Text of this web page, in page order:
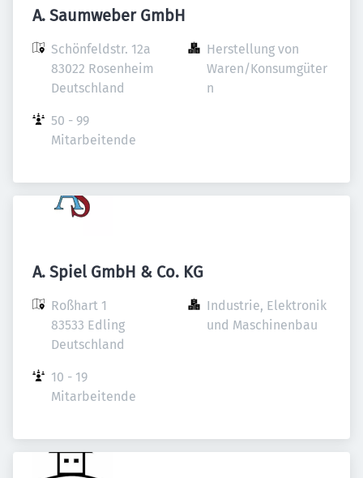
A. Saumweber GmbH
Schönfeldstr. 12a
83022 Rosenheim
Deutschland
Herstellung von
Waren/Konsumgüter
n
50 - 99
Mitarbeitende
A. Spiel GmbH & Co. KG
Roßhart 1
83533 Edling
Deutschland
Industrie, Elektronik
und Maschinenbau
10 - 19
Mitarbeitende